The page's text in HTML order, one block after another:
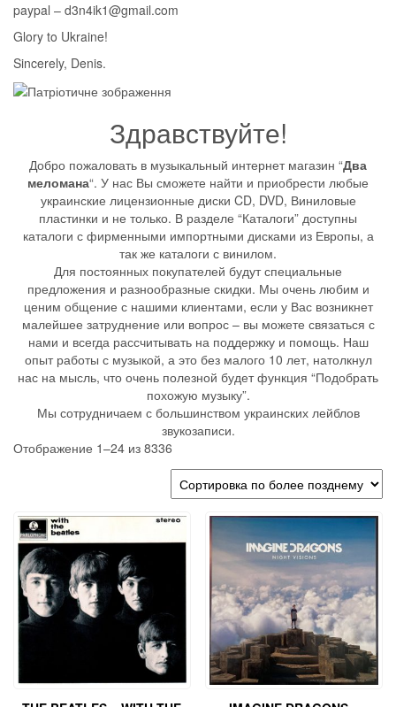
paypal – d3n4ik1@gmail.com
Glory to Ukraine!
Sincerely, Denis.
Здравствуйте!
Добро пожаловать в музыкальный интернет магазин “Два
меломана“. У нас Вы сможете найти и приобрести любые
украинские лицензионные диски CD, DVD, Виниловые
пластинки и не только. В разделе “Каталоги” доступны
каталоги с фирменными импортными дисками из Европы, а
так же каталоги с винилом.
Для постоянных покупателей будут специальные
предложения и разнообразные скидки. Мы очень любим и
ценим общение с нашими клиентами, если у Вас возникнет
малейшее затруднение или вопрос – вы можете связаться с
нами и всегда рассчитывать на поддержку и помощь. Наш
опыт работы с музыкой, а это без малого 10 лет, натолкнул
нас на мысль, что очень полезной будет функция “Подобрать
похожую музыку”.
Мы сотрудничаем с большинством украинских лейблов
звукозаписи.
Отображение 1–24 из 8336